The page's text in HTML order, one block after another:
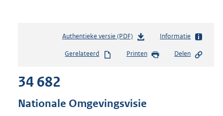
Authentieke versie (PDF)b
s
s
Informatie
Gerelateerd Printen Delen
34 682
Nationale Omgevingsvisie